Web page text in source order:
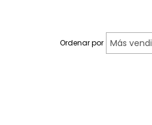
Ordenar por